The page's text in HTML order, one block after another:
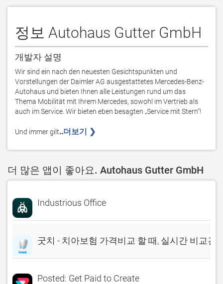
정보 Autohaus Gutter GmbH
개발자 설명
Wir sind ein nach den neuesten Gesichtspunkten und
Vorstellungen der Daimler AG ausgestattetes Mercedes-Benz-
Autohaus und bieten Ihnen alle Leistungen rund um das
Thema Mobilität mit Ihrem Mercedes, sowohl im Vertrieb als
auch im Service. Wir bieten eben besagten „Service mit Stern“!
Und immer gilt..더보기 ❯
더 많은 앱이 좋아요. Autohaus Gutter GmbH
Industrious Office
굿치 - 치아보험 가격비교 할 때, 실시간 비교견
Posted: Get Paid to Create